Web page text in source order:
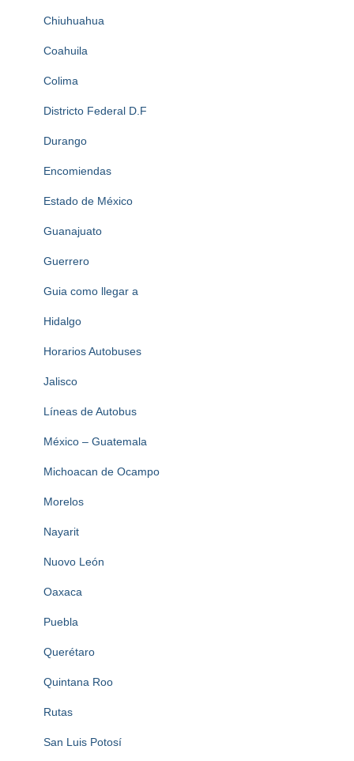
Chiuhuahua
Coahuila
Colima
Districto Federal D.F
Durango
Encomiendas
Estado de México
Guanajuato
Guerrero
Guia como llegar a
Hidalgo
Horarios Autobuses
Jalisco
Líneas de Autobus
México – Guatemala
Michoacan de Ocampo
Morelos
Nayarit
Nuovo León
Oaxaca
Puebla
Querétaro
Quintana Roo
Rutas
San Luis Potosí